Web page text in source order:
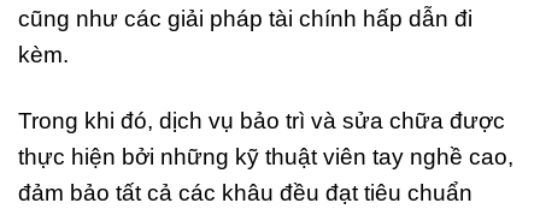
cũng như các giải pháp tài chính hấp dẫn đi
kèm.
Trong khi đó, dịch vụ bảo trì và sửa chữa được
thực hiện bởi những kỹ thuật viên tay nghề cao,
đảm bảo tất cả các khâu đều đạt tiêu chuẩn